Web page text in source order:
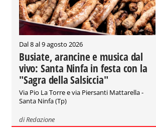
Dal 8 al 9 agosto 2026
Busiate, arancine e musica dal
vivo: Santa Ninfa in festa con la
"Sagra della Salsiccia"
Via Pio La Torre e via Piersanti Mattarella -
Santa Ninfa (Tp)
diRedazione